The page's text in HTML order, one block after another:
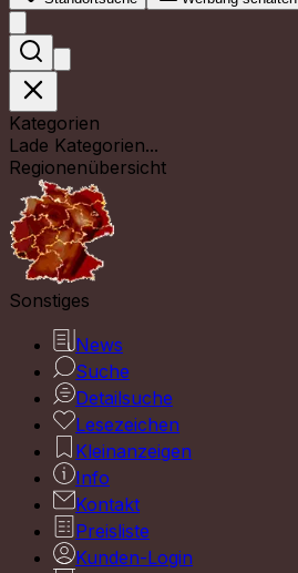
Kategorien
Lade Kategorien...
Regionenübersicht
Sonstiges
News
Suche
Detailsuche
Lesezeichen
Kleinanzeigen
Info
Kontakt
Preisliste
Kunden-Login